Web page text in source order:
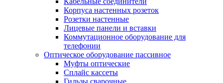
Корпуса настенных розеток
Розетки настенные
Лицевые панели и вставки
Коммутационное оборудование для
телефонии
Оптическое оборудование пассивное
Муфты оптические
Сплайс кассеты
Гильзы сварочные